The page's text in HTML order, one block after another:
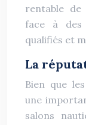
rentable de
face à des
qualifiés et
La
Bien que
une
salons